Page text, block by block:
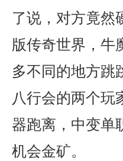
了说，对方竟然
版传奇世界，
多不同的地方跳
八行会的两个玩
器跑离，中变单
机会金矿。